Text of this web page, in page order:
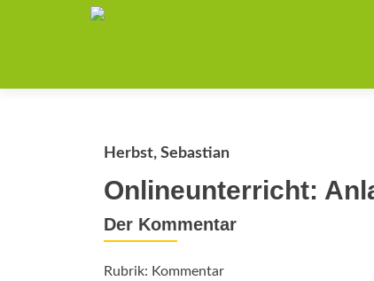
Herbst, Sebastian
Onlineunterricht:
Der Kommentar
Rubrik: Kommentar